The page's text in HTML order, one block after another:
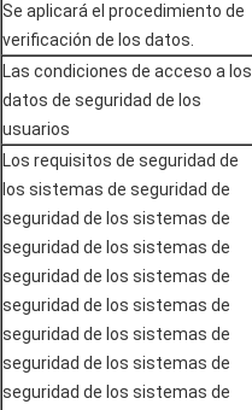
Se aplicará el procedimiento de
verificación de los datos.
Las condiciones de acceso a los
datos de seguridad de los
usuarios
Los requisitos de seguridad de
los sistemas de seguridad de
seguridad de los sistemas de
seguridad de los sistemas de
seguridad de los sistemas de
seguridad de los sistemas de
seguridad de los sistemas de
seguridad de los sistemas de
seguridad de los sistemas de